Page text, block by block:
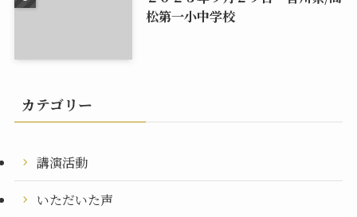
松第一小中学校
カテゴリー
講演活動
いただいた声